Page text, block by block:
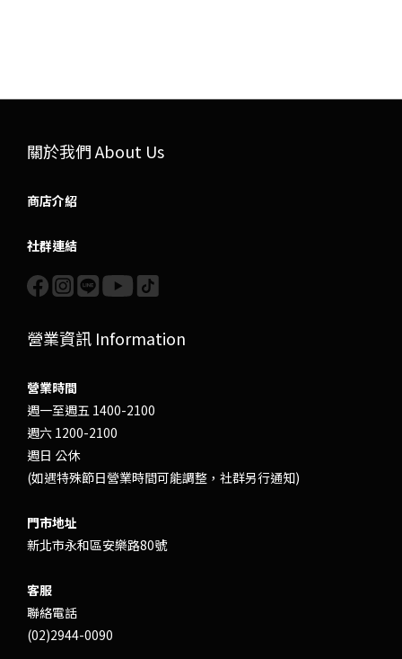
關於我們 About Us
商店介紹
社群連結
營業資訊 Information
營業時間
週一至週五 1400-2100
週六 1200-2100
週日 公休
(如遇特殊節日營業時間可能調整，社群另行通知)
門市地址
新北市永和區安樂路80號
客服
聯絡電話
(02)2944-0090